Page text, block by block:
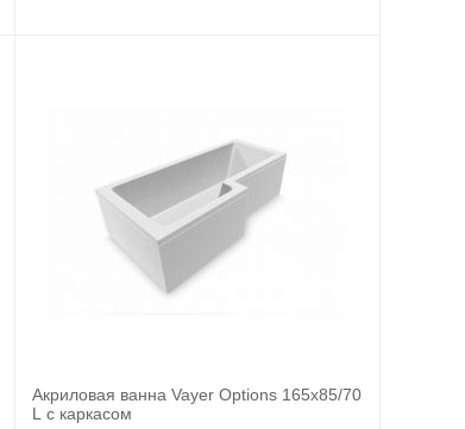
Акриловая ванна Vayer Options 165х85/70
L с каркасом